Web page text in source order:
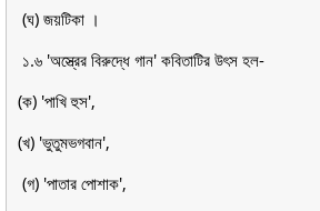
(ঘ) জয়টিকা ।
১.৬ 'অস্ত্রের বিরুদ্ধে গান' কবিতাটির উৎস হল-
(ক) 'পাখি হুস',
(খ) 'ভুতুমভগবান',
(গ) 'পাতার পোশাক',